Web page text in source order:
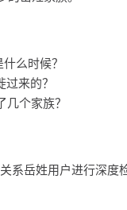
么时候？
来的？
个家族？
系岳姓用户进行深